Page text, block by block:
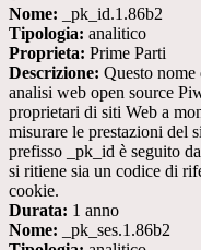
Nome: _pk_id.1.86b2
Tipologia: analitico
Proprieta: Prime Parti
Descrizione: Questo nome
analisi web open source
proprietari di siti Web a
misurare le prestazioni del
prefisso _pk_id è seguito
si ritiene sia un codice di
cookie.
Durata: 1 anno
Nome: _pk_ses.1.86b2